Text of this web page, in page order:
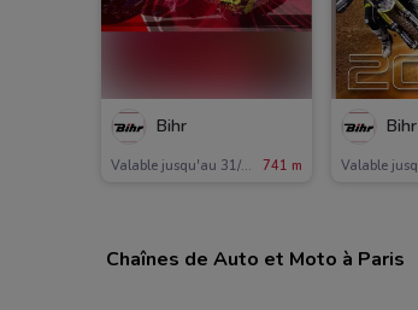
Bihr
Valable jusqu'au 31/12 741 m
Bihr
Chaînes de Auto et Moto à Paris